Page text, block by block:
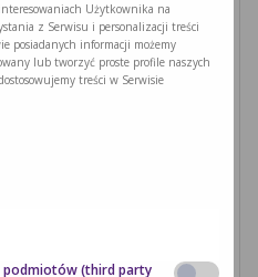
RYŻOWEGO Z
I WARZYWAMI
Użytkownika na
z Serwisu i personalizacji treści
posiadanych informacji możemy
lub tworzyć proste profile naszych
treści w Serwisie
(third party